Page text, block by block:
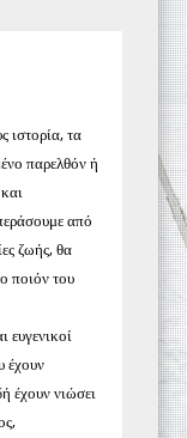
ιστορία, τα
παρελθόν ή
από
ζωής, θα
ποιόν του
ευγενικοί
έχουν
έχουν νιώσει